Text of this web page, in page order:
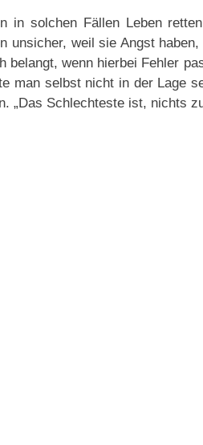
in solchen Fällen Leben
unsicher, weil sie Angst
belangt, wenn hierbei Fehler
man selbst nicht in der Lage
„Das Schlechteste ist, nichts